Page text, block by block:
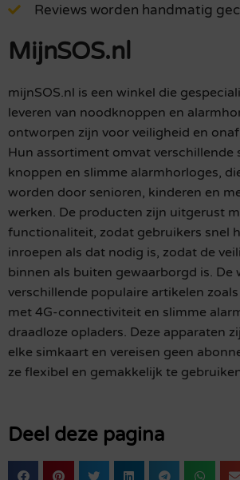
Reviews worden handmatig
MijnSOS.nl
mijnSOS.nl is een winkel die
leveren van noodknoppen en
ontworpen zijn voor veiligheid en
Hun assortiment omvat verschillende
knoppen en slimme alarmhorloges,
worden door senioren, kinderen en
werken. De producten zijn uitgerust
functionaliteit, zodat gebruikers snel
inroepen als dat nodig is, zodat de
binnen als buiten gewaarborgd is. De
verschillende populaire artikelen
met 4G-connectiviteit en slimme
draadloze opladers. Deze apparaten
elke simkaart en vereisen geen
ze flexibel en gemakkelijk te
Deel deze pagina